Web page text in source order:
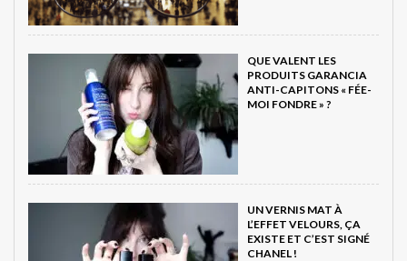
QUE VALENT LES
PRODUITS GARANCIA
ANTI-CAPITONS « FÉE-
MOI FONDRE » ?
UN VERNIS MAT À
L’EFFET VELOURS, ÇA
EXISTE ET C’EST SIGNÉ
CHANEL !